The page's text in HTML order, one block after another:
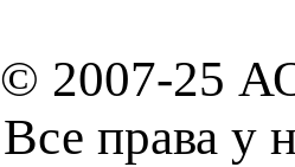
© 2007-25
Все права у